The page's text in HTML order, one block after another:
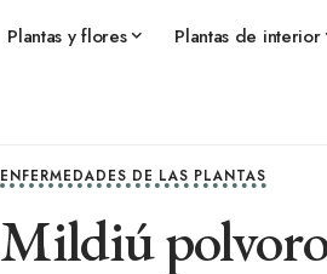
Plantas y flores Plantas de interior
ENFERMEDADES DE LAS PLANTAS
Mildiú